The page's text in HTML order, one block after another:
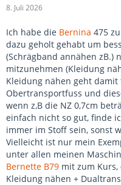
8. Juli 2026
Ich habe die Bernina 475
dazu geholt gehabt um
(Schrägband annähen zB.)
mitzunehmen (Kleidung
Kleidung nähen geht
Obertransportfuss und
wenn z,B die NZ 0,7cm
einfach nicht so gut, finde
immer im Stoff sein, sonst
Vielleicht ist nur mein
unter allen meinen
Bernette B79 mit zum
Kleidung nähen +